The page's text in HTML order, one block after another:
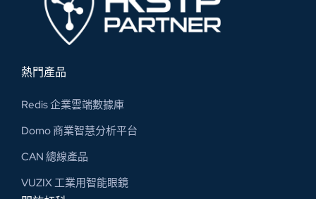
熱門產品
Redis 企業雲端數據庫
Domo 商業智慧分析平台
CAN 總線​產品
VUZIX 工業用智能眼鏡